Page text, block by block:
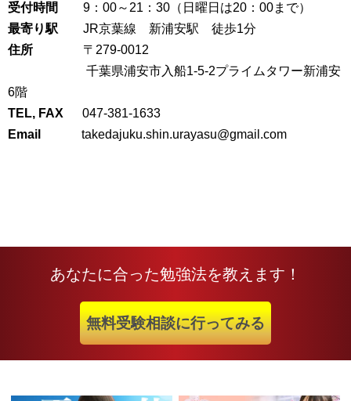
受付時間
9：00～21：30（日曜日は20：00まで）
最寄り駅 JR京葉線 新浦安駅 徒歩1分
住所 〒279-0012
千葉県浦安市入船1-5-2プライムタワー新浦安
6階
TEL, FAX 047-381-1633
Email
takedajuku.shin.urayasu@gmail.com
あなたに合った勉強法を教えます！
無料受験相談に行ってみる